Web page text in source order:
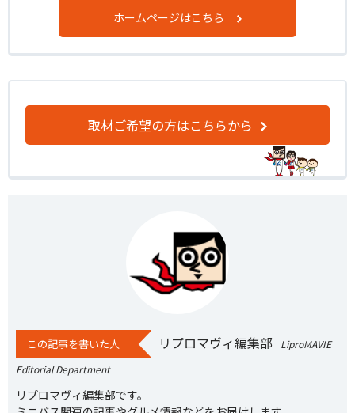
ホームページはこちら
取材ご希望の方はこちらから
この記事を書いた人 リプロマヴィ編集部
LiproMAVIE
Editorial Department
リプロマヴィ編集部です。